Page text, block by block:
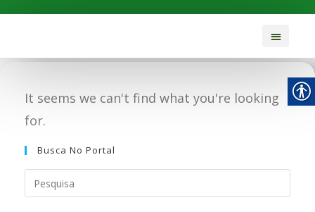
It seems we can't find what you're looking
for.
Busca No Portal